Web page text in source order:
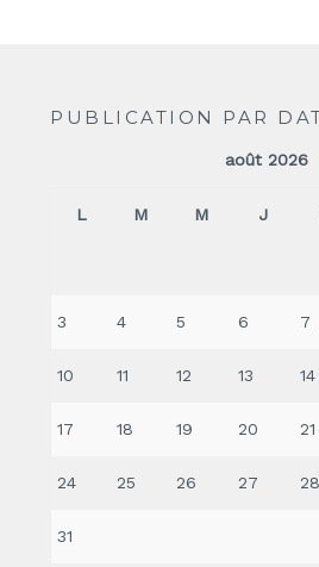
PUBLICATION PAR
août 2026
L M M J
3 4 5 6 7
10 11 12 13 14
17 18 19 20 21
24 25 26 27 28
31